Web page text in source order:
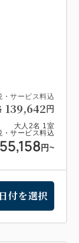
・サービス料込
139,642 円
大人 2名 1 室
・サービス料込
円~
日付を選択